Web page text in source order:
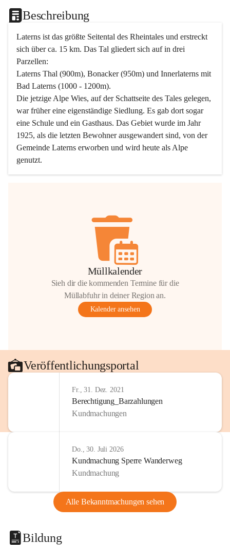
Beschreibung
Laterns ist das größte Seitental des Rheintales und erstreckt
sich über ca. 15 km. Das Tal gliedert sich auf in drei
Parzellen:
Laterns Thal (900m), Bonacker (950m) und Innerlaterns mit
Bad Laterns (1000 - 1200m).
Die jetzige Alpe Wies, auf der Schattseite des Tales gelegen,
war früher eine eigenständige Siedlung. Es gab dort sogar
eine Schule und ein Gasthaus. Das Gebiet wurde im Jahr
1925, als die letzten Bewohner ausgewandert sind, von der
Gemeinde Laterns erworben und wird heute als Alpe
genutzt.
Müllkalender
Sieh dir die kommenden Termine für die
Müllabfuhr in deiner Region an.
Kalender ansehen
Veröffentlichungsportal
Fr., 31. Dez. 2021
Berechtigung_Barzahlungen
Kundmachungen
Do., 30. Juli 2026
Kundmachung Sperre Wanderweg
Kundmachung
Alle Bekanntmachungen sehen
Bildung